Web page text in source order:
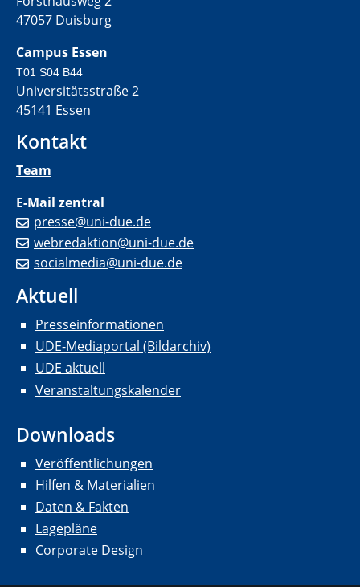
47057 Duisburg
Campus Essen
T01 S04 B44
Universitätsstraße 2
45141 Essen
Kontakt
Team
E-Mail zentral
presse@uni-due.de
webredaktion@uni-due.de
socialmedia@uni-due.de
Aktuell
Presseinformationen
UDE-Mediaportal (Bildarchiv)
UDE aktuell
Veranstaltungskalender
Downloads
Veröffentlichungen
Hilfen & Materialien
Daten & Fakten
Lagepläne
Corporate Design